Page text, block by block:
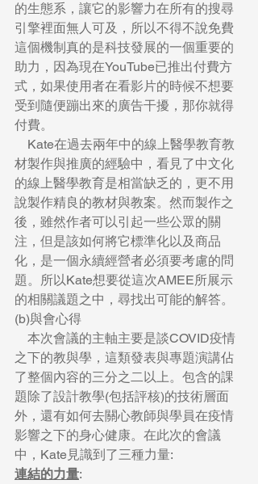
的生態系，讓它的影響力在所有的搜尋
引擎裡面無人可及，所以不得不說免費
這個機制真的是科技發展的一個重要的
助力，因為現在YouTube已推出付費方
式，如果使用者在看影片的時候不想要
受到隨便蹦出來的廣告干擾，那你就得
付費。
材製作與推廣的經驗中，看見了中文化
的線上醫學教育是相當缺乏的，更不用
說製作精良的教材與教案。然而製作之
後，雖然作者可以引起一些公眾的關
注，但是該如何將它標準化以及商品
化，是一個永續經營者必須要考慮的問
題。所以Kate想要從這次AMEE所展示
的相關議題之中，尋找出可能的解答。
(b)與會心得
之下的教與學，這類發表與專題演講佔
了整個內容的三分之二以上。包含的課
題除了設計教學(包括評核)的技術層面
外，還有如何去關心教師與學員在疫情
影響之下的身心健康。在此次的會議
中，Kate見識到了三種力量:
連結的力量: